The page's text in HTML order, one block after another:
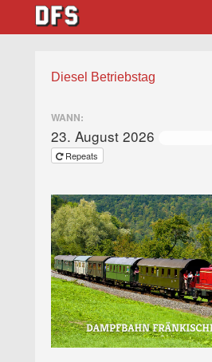
Diesel Betriebstag
WANN:
23. August 2026
Repeats